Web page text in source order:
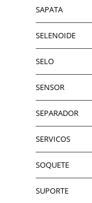
SAPATA
SELENOIDE
SELO
SENSOR
SEPARADOR
SERVICOS
SOQUETE
SUPORTE